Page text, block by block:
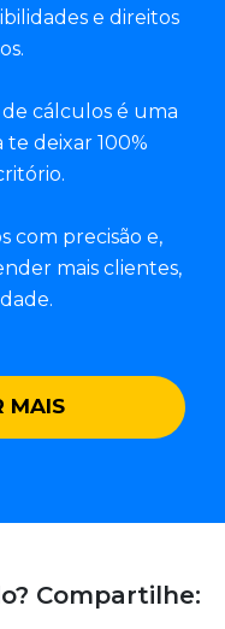
e direitos
cálculos é uma
deixar 100%
com precisão e,
mais clientes,
MAIS
Compartilhe: